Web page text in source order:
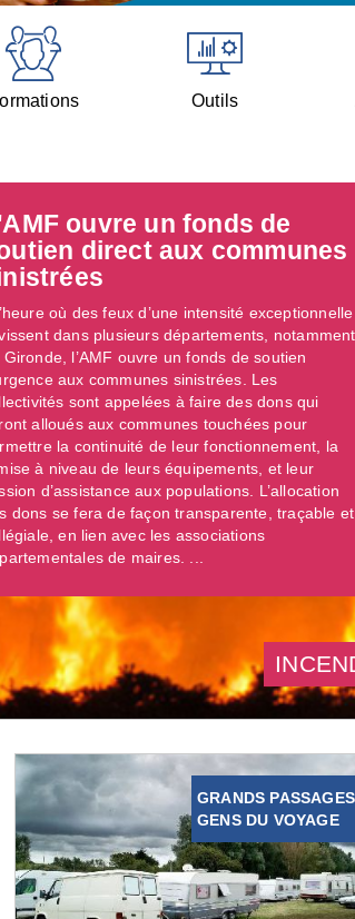
Outils
ouvre un fonds de
direct aux communes
où des feux d’une intensité exceptionnelle
dans plusieurs départements, notamment
Gironde, l’AMF ouvre un fonds de soutien
aux communes sinistrées. Les
sont appelées à faire des dons qui
alloués aux communes touchées pour
la continuité de leur fonctionnement, la
à niveau de leurs équipements, et leur
d’assistance aux populations. L’allocation
dons se fera de façon transparente, traçable et
en lien avec les associations
de maires. ...
GRANDS
GENS DU VOYAGE